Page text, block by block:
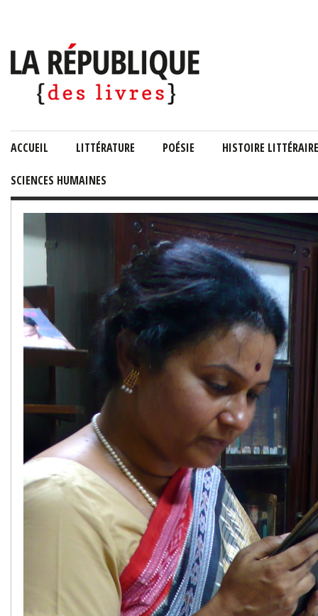
ACCUEIL LITTÉRATURE POÉSIE HISTOIRE LITTÉRAIRE
SCIENCES HUMAINES